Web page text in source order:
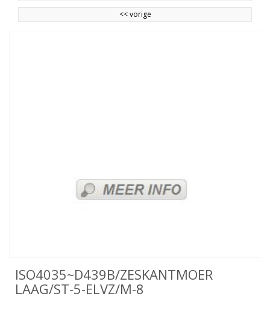
<<vorige
ISO4035~D439B/ZESKANTMOER
LAAG/ST-5-ELVZ/M-8